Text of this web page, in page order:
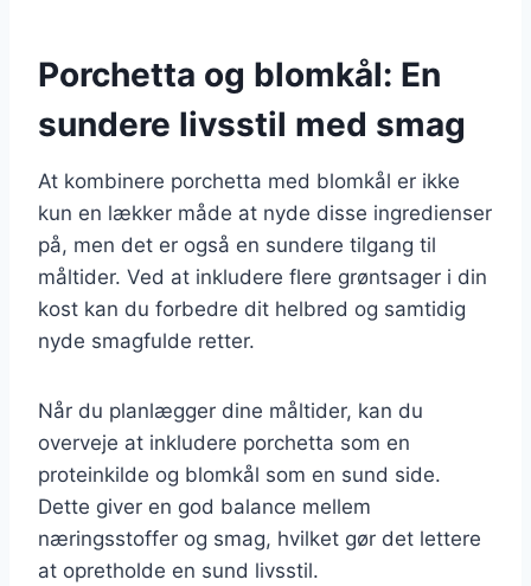
Porchetta og blomkål: En
sundere livsstil med smag
At kombinere porchetta med blomkål er ikke
kun en lækker måde at nyde disse ingredienser
på, men det er også en sundere tilgang til
måltider. Ved at inkludere flere grøntsager i din
kost kan du forbedre dit helbred og samtidig
nyde smagfulde retter.
Når du planlægger dine måltider, kan du
overveje at inkludere porchetta som en
proteinkilde og blomkål som en sund side.
Dette giver en god balance mellem
næringsstoffer og smag, hvilket gør det lettere
at opretholde en sund livsstil.